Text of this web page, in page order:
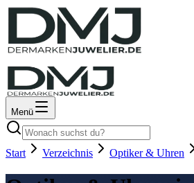
Menü
Start Verzeichnis Optiker & Uhren